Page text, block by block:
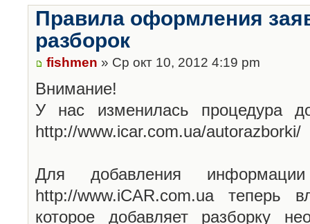
Правила оформления
разборок
fishmen » Ср окт 10, 2012 4:19 pm
Внимание!
У нас изменилась процедура
http://www.icar.com.ua/autorazborki/
Для добавления
http://www.iCAR.com.ua теперь
которое добавляет разборку